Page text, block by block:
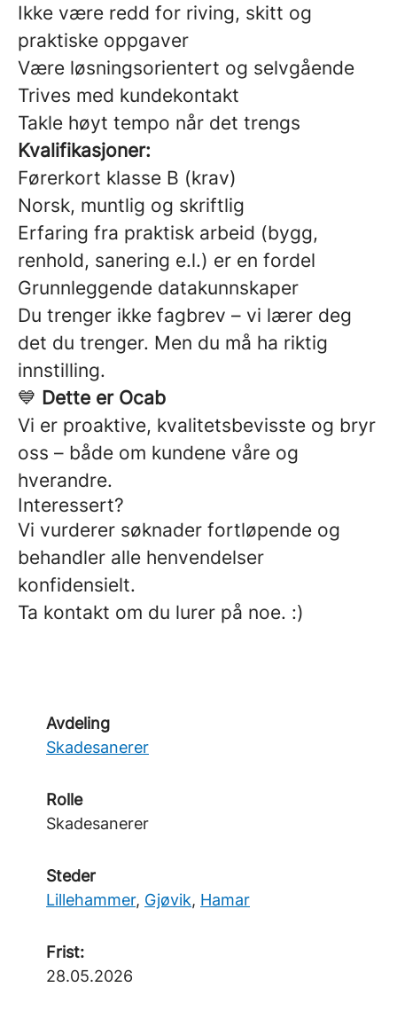
Ikke være redd for riving, skitt og
praktiske oppgaver
Være løsningsorientert og selvgående
Trives med kundekontakt
Takle høyt tempo når det trengs
Kvalifikasjoner:
Førerkort klasse B (krav)
Norsk, muntlig og skriftlig
Erfaring fra praktisk arbeid (bygg,
renhold, sanering e.l.) er en fordel
Grunnleggende datakunnskaper
Du trenger ikke fagbrev – vi lærer deg
det du trenger. Men du må ha riktig
innstilling.
💙 Dette er Ocab
Vi er proaktive, kvalitetsbevisste og bryr
oss – både om kundene våre og
hverandre.
Interessert?
Vi vurderer søknader fortløpende og
behandler alle henvendelser
konfidensielt.
Ta kontakt om du lurer på noe. :)
Avdeling
Skadesanerer
Rolle
Skadesanerer
Steder
Lillehammer, Gjøvik, Hamar
Frist:
28.05.2026